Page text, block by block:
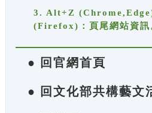
3. Alt+Z
(Firefox)：頁尾網站資訊
● 回官網首頁
● 回文化部共構藝文